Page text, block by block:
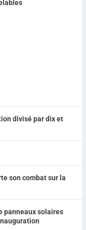
divisé par dix et
son combat sur la
panneaux solaires